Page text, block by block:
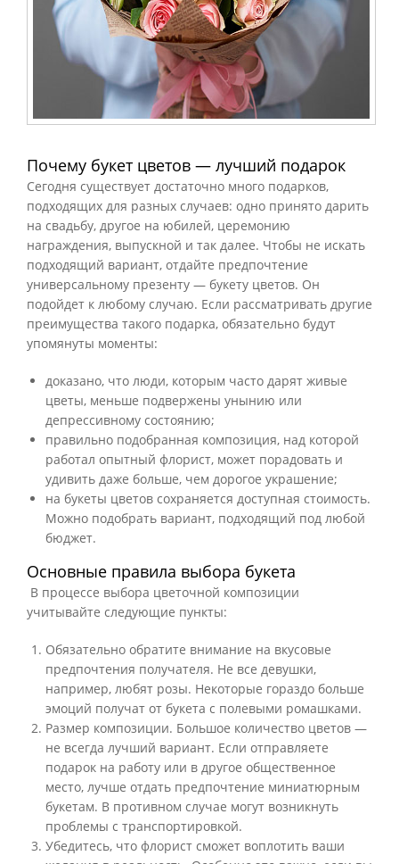
Почему букет цветов — лучший подарок
Сегодня существует достаточно много подарков,
подходящих для разных случаев: одно принято дарить
на свадьбу, другое на юбилей, церемонию
награждения, выпускной и так далее. Чтобы не искать
подходящий вариант, отдайте предпочтение
универсальному презенту — букету цветов. Он
подойдет к любому случаю. Если рассматривать другие
преимущества такого подарка, обязательно будут
упомянуты моменты:
доказано, что люди, которым часто дарят живые
цветы, меньше подвержены унынию или
депрессивному состоянию;
правильно подобранная композиция, над которой
работал опытный флорист, может порадовать и
удивить даже больше, чем дорогое украшение;
на букеты цветов сохраняется доступная стоимость.
Можно подобрать вариант, подходящий под любой
бюджет.
Основные правила выбора букета
В процессе выбора цветочной композиции
учитывайте следующие пункты:
Обязательно обратите внимание на вкусовые
предпочтения получателя. Не все девушки,
например, любят розы. Некоторые гораздо больше
эмоций получат от букета с полевыми ромашками.
Размер композиции. Большое количество цветов —
не всегда лучший вариант. Если отправляете
подарок на работу или в другое общественное
место, лучше отдать предпочтение миниатюрным
букетам. В противном случае могут возникнуть
проблемы с транспортировкой.
Убедитесь, что флорист сможет воплотить ваши